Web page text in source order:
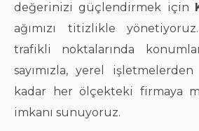
değerinizi güçlendirmek için
ağımızı titizlikle
trafikli noktalarında
sayımızla, yerel
kadar her ölçekteki firmaya
imkanı sunuyoruz.